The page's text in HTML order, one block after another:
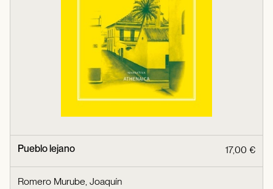
Pueblo lejano 17,00 €
Romero Murube, Joaquín